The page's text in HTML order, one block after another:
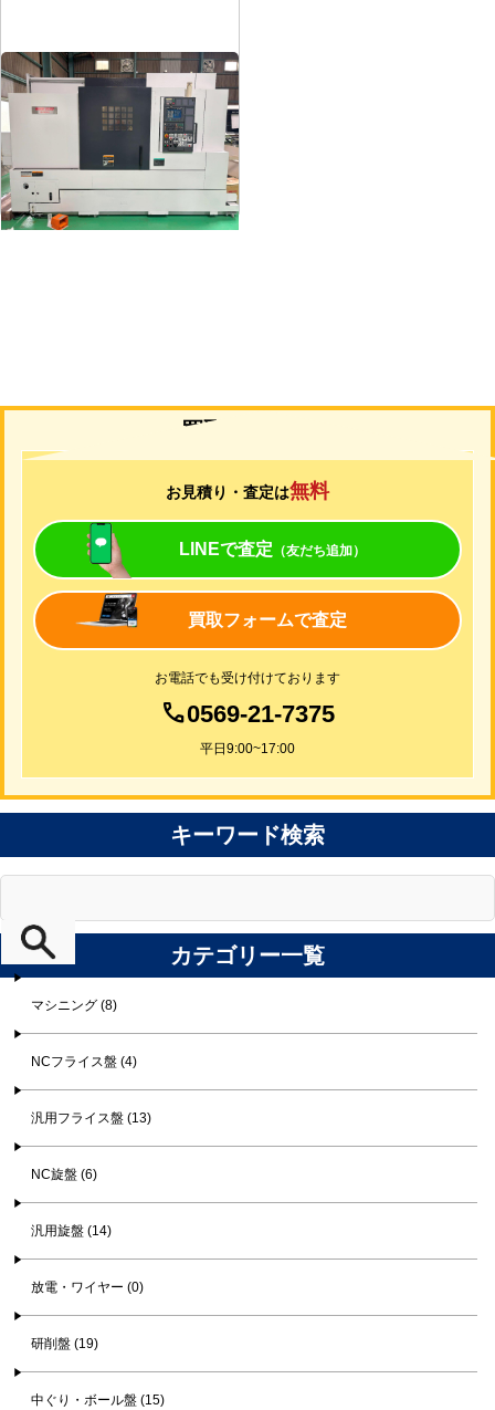
12″NC旋盤
森精機
NL3000/700
年 式2006
買取について
お見積り・査定は無料
LINEで査定 （友だち追加）
買取フォームで査定
お電話でも受け付けております
0569-21-7375
平日9:00~17:00
キーワード検索
カテゴリー一覧
マシニング (8)
NCフライス盤 (4)
汎用フライス盤 (13)
NC旋盤 (6)
汎用旋盤 (14)
放電・ワイヤー (0)
研削盤 (19)
中ぐり・ボール盤 (15)